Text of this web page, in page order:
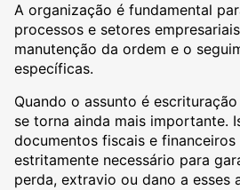
A organização é fundamental
processos e setores
manutenção da ordem e o
específicas.
Quando o assunto é
se torna ainda mais importante.
documentos fiscais e financeiros
estritamente necessário para
perda, extravio ou dano a esses